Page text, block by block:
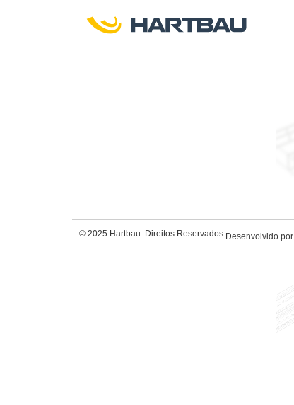
© 2025 Hartbau. Direitos Reservados.Desenvolvido por